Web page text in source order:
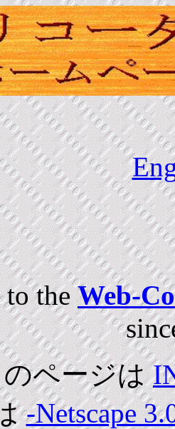
to theWeb-
ページは
-Netscape